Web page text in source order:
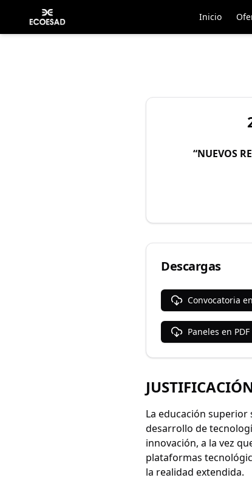
Inicio
“NUEVOS
Descargas
Convocatoria
Paneles en PDF
La educación superior
desarrollo de
innovación, a la vez
plataformas
la realidad extendida.